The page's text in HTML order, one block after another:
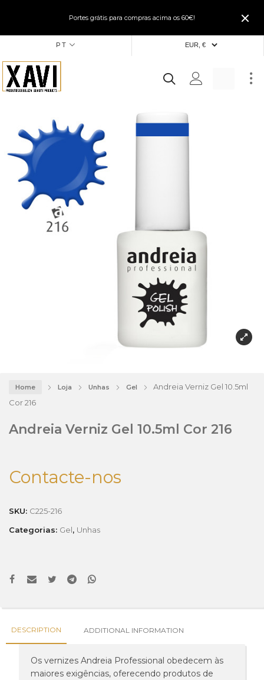
Portes grátis para compras acima os 60€!
PT
Home Loja Unhas Gel
Andreia Verniz Gel 10.5ml
Cor 216
Andreia Verniz Gel 10.5ml Cor 216
Contacte-nos
SKU: C225-216
Categorias: Gel, Unhas
DESCRIPTION ADDITIONAL INFORMATION
Os vernizes Andreia Professional obedecem às
maiores exigências, oferecendo produtos de